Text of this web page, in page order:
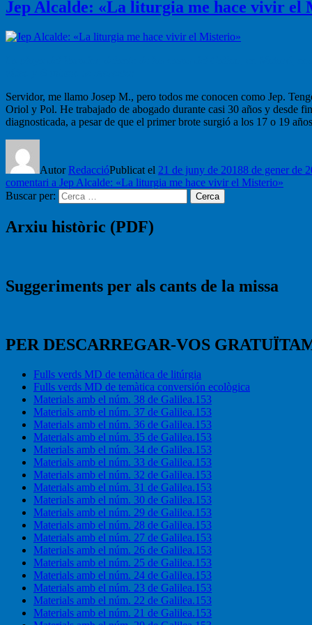
Jep Alcalde: «La liturgia me hace vivir el
Servidor, me llamo Josep M., pero todos me conocen como Jep.
Oriol y Pol. He trabajado de abogado durante casi 30 años y desde
diagnosticada, a pesar de que el primer brote surgió a los 17 o 19
AutorRedaccióPublicat el 21 de juny de 20188 de gener de
comentari a Jep Alcalde: «La liturgia me hace vivir el Misterio»
Buscar per:
Cerca
Arxiu històric (PDF)
Suggeriments per als cants de la missa
PER DESCARREGAR-VOS
Fulls verds MD de temàtica de litúrgia
Fulls verds MD de temàtica conversión ecològica
Materials amb el núm. 38 de Galilea.153
Materials amb el núm. 37 de Galilea.153
Materials amb el núm. 36 de Galilea.153
Materials amb el núm. 35 de Galilea.153
Materials amb el núm. 34 de Galilea.153
Materials amb el núm. 33 de Galilea.153
Materials amb el núm. 32 de Galilea.153
Materials amb el núm. 31 de Galilea.153
Materials amb el núm. 30 de Galilea.153
Materials amb el núm. 29 de Galilea.153
Materials amb el núm. 28 de Galilea.153
Materials amb el núm. 27 de Galilea.153
Materials amb el núm. 26 de Galilea.153
Materials amb el núm. 25 de Galilea.153
Materials amb el núm. 24 de Galilea.153
Materials amb el núm. 23 de Galilea.153
Materials amb el núm. 22 de Galilea.153
Materials amb el núm. 21 de Galilea.153